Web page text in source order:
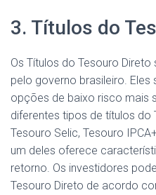
3. Títulos do
Os Títulos do Tesouro
pelo governo brasileiro.
opções de baixo risco mais
diferentes tipos de títulos do
Tesouro Selic, Tesouro
um deles oferece
retorno. Os investidores
Tesouro Direto de acordo